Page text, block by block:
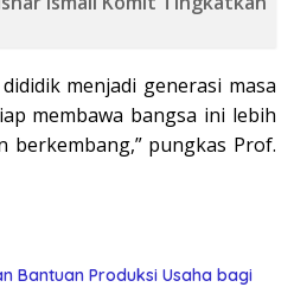
menjadi generasi masa
membawa bangsa ini lebih
berkembang,” pungkas Prof.
Bantuan Produksi Usaha bagi